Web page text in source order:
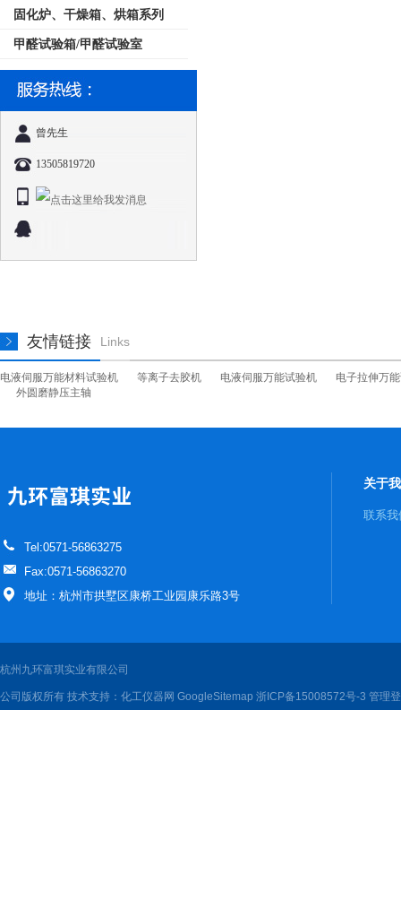
固化炉、干燥箱、烘箱系列
甲醛试验箱/甲醛试验室
曾先生
13505819720
友情链接 Links
电液伺服万能材料试验机 等离子去胶机 电液伺服万能试验机
电子拉伸万
外圆磨静压主轴
Tel:0571-56863275
Fax:0571-56863270
地址：杭州市拱墅区康桥工业园康乐路3号
关于
联系我
杭州九环富琪实业有限公司
公司版权所有 技术支持： 化工仪器网 GoogleSitemap 浙ICP备15008572号-3 管理